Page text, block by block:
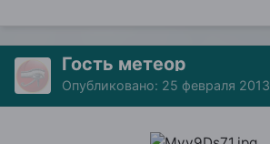
Гость метеор
Опубликовано: 25 февраля 2013